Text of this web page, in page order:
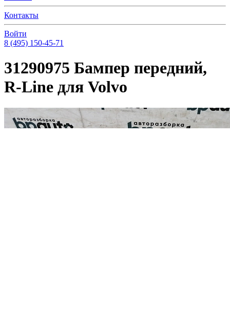
Контакты
Войти
8 (495) 150-45-71
31290975 Бампер передний,
R-Line для Volvo